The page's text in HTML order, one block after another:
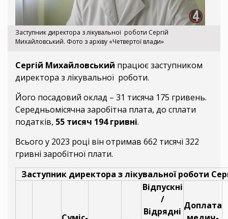
Заступник директора з лікувальної роботи Сергій
Михайловський. Фото з архіву «Четвертої влади»
Сергій Михайловський працює заступником
директора з лікувальної роботи.
Його посадовий оклад – 31 тисяча 175 гривень.
Середньомісячна заробітна плата, до сплати
податків, 55 тисяч 194 гривні.
Всього у 2023 році він отримав 662 тисячі 322
гривні заробітної плати.
Заступник директора з лікувальної роботи
Відпускні
/
Відрядні
Доплата